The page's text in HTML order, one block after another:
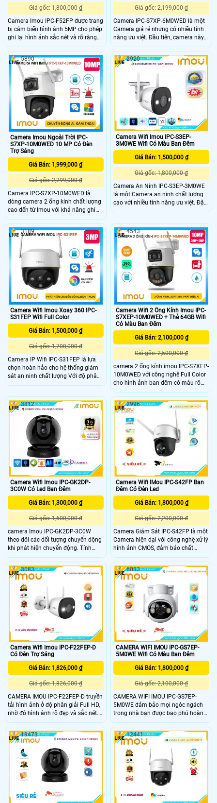
Giá gốc: 1,800,000 ₫
Camera Imou IPC-F52FP được trang
bị cảm biến hình ảnh 5MP cho phép
ghi lại hình ảnh sắc nét và rõ ràng
ngay cả trong điều kiện ánh sáng
yếu. Tính năng full color của camera
cho phép bạn theo dõi trong bóng
tối với khoảng cách lên đến 30 mét
mà vẫn có màu ban đêm Imou IPC-
F52FP thiết kế chắc chắn và hiện
đại phù hợp với nhiều môi trường,
camera này có khả năng hoạt động
ổn định ngay cả trong những điều
kiện thời tiết khắc nghiệt nhất như
mưa to hay bụi bẩn
Giá gốc: 2,199,000 ₫
Camera IPC-S7XP-6M0WED là một
Camera giá rẻ nhưng có nhiều tính
năng ưu việt. Đầu tiên, camera này
có khả năng thu âm và phát lại âm
thanh thông qua loa tích hợp. Điều
này cho phép bạn không chỉ xem
hình ảnh mà còn nghe âm thanh rõ
Camera Imou Ngoài Trời IPC-
S7XP-10M0WED 10 MP Có Đèn
Trợ Sáng
Giá Bán: 1,999,000 ₫
Giá gốc: 2,299,000 ₫
Camera IPC-S7XP-10M0WED là
dòng camera 2 ống kính chất lượng
cao đến từ Imou với khả năng ghi
hình siêu nét 3K trang bị 1 ống kính
xoay và 1 ống kính cố định. Ngoài
ra camera còn đem đến khả năng
phát hiện phân biệt người phương
tiện một cách chính xác, bên cạnh
đó là tầm nhìn ban đêm có màu sắc
chân thực.
5890
Camera Wifi Imou IPC-S3EP-
3M0WE Wifi Có Màu Ban Đêm
Giá Bán: 1,500,000 ₫
Giá gốc: 1,800,000 ₫
Camera An Ninh IPC-S3EP-3M0WE
là một Camera an ninh chất lượng
cao với nhiều tính năng ưu việt. Đặc
biệt, Camera này được trang bị khả
phù hợp cho những trường hợp sử
dụng ngoài trời. Hình ảnh quan sát
ban đêm rõ nét với khoảng cách
nhìn xa lên đến 30m, giúp bạn có
những hình ảnh sáng đẹp và chi tiết
2920
Camera Wifi Imou Xoay 360 IPC-
S31FEP Wifi Full Color
Giá Bán: 1,500,000 ₫
Giá gốc: 1,700,000 ₫
Camera IP Wifi IPC-S31FEP là lựa
chọn hoàn hảo cho hệ thống giám
sát an ninh chất lượng Với độ phân
giải lên đến 3.0 megapixel, IPC-
Khả năng xem được ban đêm Full
Color trong khoảng cách 30m giúp
quan sát hiệu quả ngay cả khi ánh
sáng yếu và có chức năng Báo Động
Chuyển Động rất lý tưởng cho việc
lắp đặt giám sát trong gia đình, căn
hộ hoặc công trình khác
3189
Camera Wifi 2 Ống Kính Imou IPC-
S7XEP-10M0WED + Thẻ 64GB Wifi
Có Màu Ban Đêm
Giá Bán: 2,100,000 ₫
Giá gốc: 2,500,000 ₫
camera 2 ống kính imou IPC-S7XEP-
10M0WED với công nghệ Full Color
cho hình ảnh ban đêm có màu rõ
nét, Camera này độ phân giải 5.0MP
thiết kế IP Wifi trang bị giám sát ban
đêm thông minh 2 mắt tinh tế tích
hợp micro và loa cao cấp, chống
xâm nhập khu vực, phân biệt người.
4543
Camera Wifi Imou IPC-GK2DP-
3C0W Có Led Ban Đêm
Giá Bán: 1,300,000 ₫
Giá gốc: 1,600,000 ₫
camera Imou IPC-GK2DP-3C0W
theo dõi các đối tượng chuyển động
khi phát hiện chuyển động. Tính
năng đàm thoại 2 chiều thông qua
việc kết nối mic và loa tích hợp, cho
phép giao tiếp trực tiếp với người
đang được giám sát.
3812
Camera Wifi IMou IPC-S42FP Ban
Đêm Có Đèn Led
Giá Bán: 1,800,000 ₫
Giá gốc: 2,200,000 ₫
Camera Giám Sát IPC-S42FP là một
Camera hiện đại với công nghệ xử lý
hình ảnh CMOS, đảm bảo chất
lượng hình ảnh chân thực. Với công
nghệ thiếu sáng Full Color, camera
có khả năng quan sát trong điều
kiện thiếu sáng màu sắc rõ ràng. Độ
phân giải 4.0 MP cho hình ảnh sắc
nét, đẹp mắt
2996
Camera Wifi Imou IPC-F22FEP-D
Có Đèn Trợ Sáng
Giá Bán: 1,826,000 ₫
Giá gốc: 1,826,000 ₫
CAMERA IMOU IPC-F22FEP-D truyền
tải hình ảnh ở độ phân giải Full HD,
nhờ đó hình ảnh rõ đẹp và sắc nét.
Camera chủ động giữ các mối đe
dọa tránh xa những gì bạn quan
tâm. CAMERA IMOU IPC-F22FEP-D
có cảm biến 1080P và thuật toán IR
tiên tiến cung cấp video rõ nét cả
ngày lẫn đêm. Nén H
3083
CAMERA WIFI IMOU IPC-GS7EP-
5M0WE Wifi Có Màu Ban Đêm
Giá Bán: 1,800,000 ₫
Giá gốc: 2,100,000 ₫
CAMERA WIFI IMOU IPC-GS7EP-
5M0WE đảm bảo mọi ngóc ngách
trong nhà bạn được bao phủ hoàn
toàn . Với chứng nhận IP66, camera
có thể được sử dụng ngoài trời với
các điều kiện thời tiết khác nhau.
Với tính năng giám sát trực tiếp với
độ nét cao QHD 3K và các tính năng
xoay 0 ~ 355 ° & nghiêng 0 ~ 90 °
6033
19473 12441